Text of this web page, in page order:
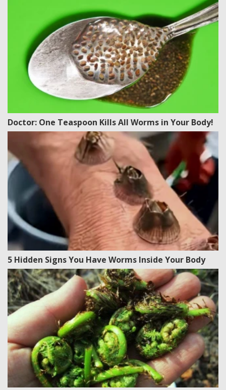
Doctor: One Teaspoon Kills All Worms in Your Body!
5 Hidden Signs You Have Worms Inside Your Body